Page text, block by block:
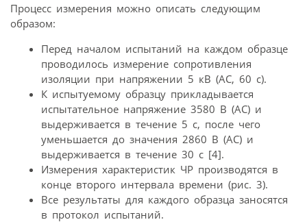
Процесс измерения можно описать следующим
образом:
Перед началом испытаний на каждом образце
проводилось измерение сопротивления
изоляции при напряжении 5 кВ (AC, 60 с).
К испытуемому образцу прикладывается
испытательное напряжение 3580 В (AC) и
выдерживается в течение 5 с, после чего
уменьшается до значения 2860 В (AC) и
выдерживается в течение 30 с [4].
Измерения характеристик ЧР производятся в
конце второго интервала времени (рис. 3).
Все результаты для каждого образца заносятся
в протокол испытаний.